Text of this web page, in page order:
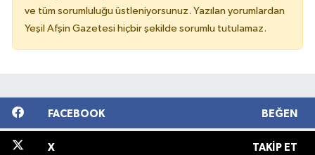
ve tüm sorumluluğu üstleniyorsunuz. Yazılan yorumlardan
Yeşil Afşin Gazetesi hiçbir şekilde sorumlu tutulamaz.
FACEBOOK BEĞEN
X TAKIP ET